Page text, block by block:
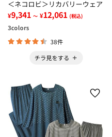
＜ネコロビ＞リカバリーウェア
¥9,341 ～ ¥12,061 (税込)
3colors
38件
チラ見をする